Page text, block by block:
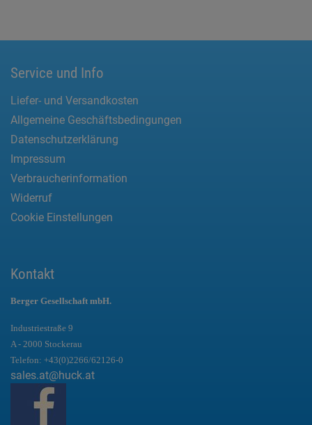
Service und Info
Liefer- und Versandkosten
Allgemeine Geschäftsbedingungen
Datenschutzerklärung
Impressum
Verbraucherinformation
Widerruf
Cookie Einstellungen
Kontakt
Berger Gesellschaft mbH.
Industriestraße 9
A - 2000 Stockerau
Telefon: +43(0)2266/62126-0
sales.at@huck.at